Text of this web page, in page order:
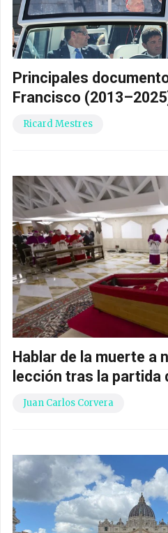
Principales
Francisco
Ricard Mestres
Hablar de la muerte a
lección tras la partida
Juan Carlos Corvera